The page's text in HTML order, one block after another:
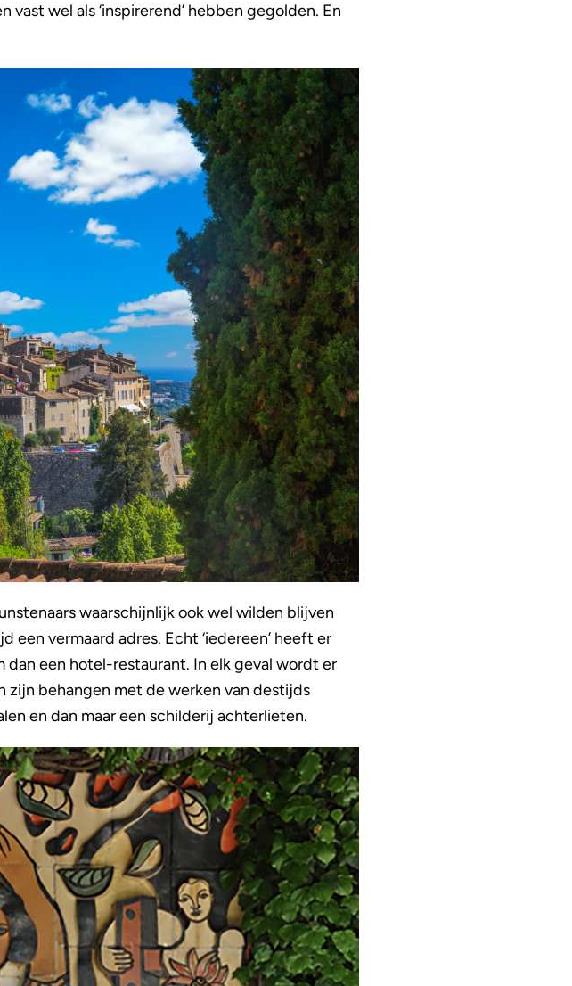
wel als ‘inspirerend’ hebben gegolden. En
waarschijnlijk ook wel wilden blijven
een vermaard adres. Echt ‘iedereen’ heeft er
dan een hotel-restaurant. In elk geval wordt er
zijn behangen met de werken van destijds
en dan maar een schilderij achterlieten.